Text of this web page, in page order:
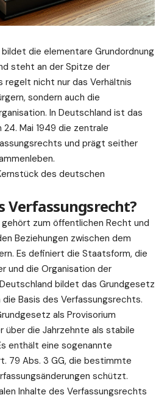
die elementare Grundordnung
steht an der Spitze der
regelt nicht nur das Verhältnis
sondern auch die
In Deutschland ist das
Mai 1949 die zentrale
und prägt seither
des deutschen
Verfassungsrecht?
zum öffentlichen Recht und
Beziehungen zwischen dem
Es definiert die Staatsform, die
und die Organisation der
bildet das Grundgesetz
Basis des Verfassungsrechts.
als Provisorium
über die Jahrzehnte als stabile
enthält eine sogenannte
79 Abs. 3 GG, die bestimmte
schützt.
Inhalte des Verfassungsrechts